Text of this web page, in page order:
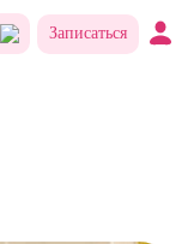
Записаться